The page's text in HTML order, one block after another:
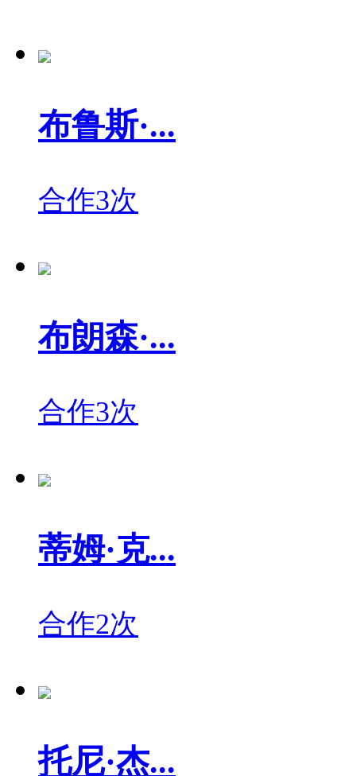
布鲁斯·...
合作3次
布朗森·...
合作3次
蒂姆·克...
合作2次
托尼·杰...